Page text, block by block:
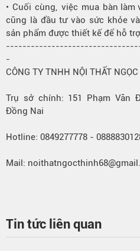
• Cuối cùng, việc mua bàn làm
cũng là đầu tư vào sức khỏe
sản phẩm được thiết kế để hỗ
-
CÔNG TY TNHH NỘI THẤT
Trụ sở chính: 151 Phạm Văn
Đồng Nai
Hotline: 0849277778 -
Mail:
Tin tức liên quan